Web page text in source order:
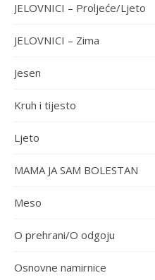
JELOVNICI – Proljeće/Ljeto
JELOVNICI – Zima
Jesen
Kruh i tijesto
Ljeto
MAMA JA SAM BOLESTAN
Meso
O prehrani/O odgoju
Osnovne namirnice